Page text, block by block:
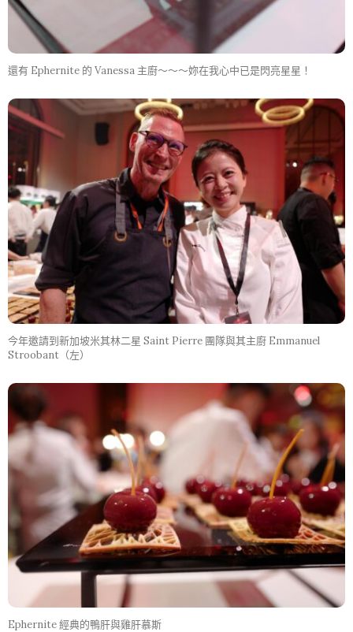
還有 Ephernite 的 Vanessa 主廚～～～妳在我心中已是閃亮星星！
今年邀請到新加坡米其林二星 Saint Pierre 團隊與其主廚 Emmanuel
Stroobant（左）
Ephernite 經典的鴨肝與雞肝慕斯